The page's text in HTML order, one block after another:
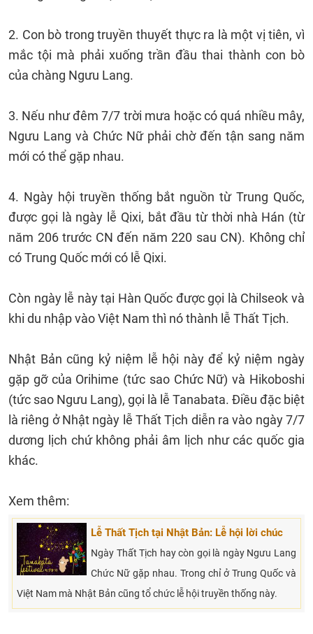
2. Con bò trong truyền thuyết thực ra là một vị tiên, vì
mắc tội mà phải xuống trần đầu thai thành con bò
của chàng Ngưu Lang.
3. Nếu như đêm 7/7 trời mưa hoặc có quá nhiều mây,
Ngưu Lang và Chức Nữ phải chờ đến tận sang năm
mới có thể gặp nhau.
4. Ngày hội truyền thống bắt nguồn từ Trung Quốc,
được gọi là ngày lễ Qixi, bắt đầu từ thời nhà Hán (từ
năm 206 trước CN đến năm 220 sau CN). Không chỉ
có Trung Quốc mới có lễ Qixi.
Còn ngày lễ này tại Hàn Quốc được gọi là Chilseok và
khi du nhập vào Việt Nam thì nó thành lễ Thất Tịch.
Nhật Bản cũng kỷ niệm lễ hội này để kỷ niệm ngày
gặp gỡ của Orihime (tức sao Chức Nữ) và Hikoboshi
(tức sao Ngưu Lang), gọi là lễ Tanabata. Điều đặc biệt
là riêng ở Nhật ngày lễ Thất Tịch diễn ra vào ngày 7/7
dương lịch chứ không phải âm lịch như các quốc gia
khác.
Xem thêm:
Lễ Thất Tịch tại Nhật Bản: Lễ hội lời chúc
Ngày Thất Tịch hay còn gọi là ngày Ngưu Lang
Chức Nữ gặp nhau. Trong chỉ ở Trung Quốc và
Việt Nam mà Nhật Bản cũng tổ chức lễ hội truyền thống này.